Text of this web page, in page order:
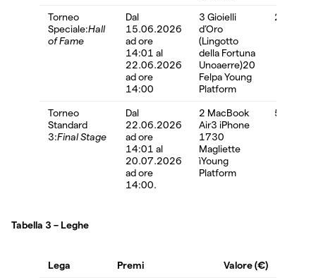
Torneo
Speciale:Hall
of Fame
Dal
15.06.2026
ad ore
14:01 al
22.06.2026
ad ore
14:00
3 Gioielli
d’Oro
(Lingotto
della Fortuna
Unoaerre)20
Felpa Young
Platform
Torneo
Standard
3:Final Stage
Dal
22.06.2026
ad ore
14:01 al
20.07.2026
ad ore
14:00.
2 MacBook
Air3 iPhone
1730
Magliette
ìYoung
Platform
Tabella 3 – Leghe
Lega Premi Valore (€)